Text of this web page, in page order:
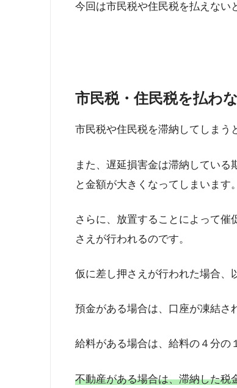
今回は市民税や住民税を払えない
市民税・住民税を払わ
市民税や住民税を滞納してしまう
また、遅延損害金は滞納してい
と金額が大きくなってしまいます。
さらに、放置することによって
さえが行われるのです。
仮に差し押さえが行われた場合、
預金がある場合は、口座が凍結さ
給料がある場合は、給料の４分の
不動産がある場合は、滞納した税